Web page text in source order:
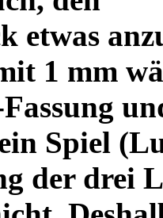
etwas
1 mm
Spiel
der drei